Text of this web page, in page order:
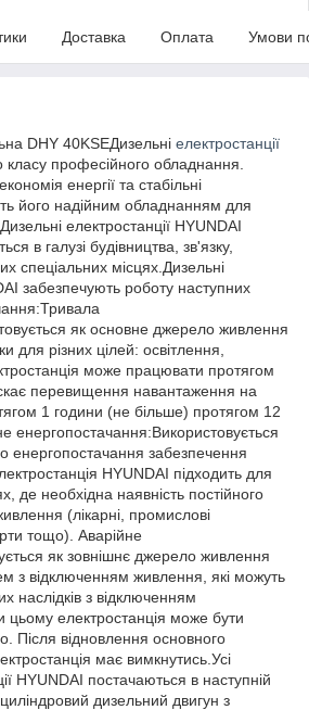
Доставка Оплата Умови
DHY 40KSEДизельні електростанції
професійного обладнання.
енергії та стабільні
його надійним обладнанням для
електростанції HYUNDAI
в галузі будівництва, зв'язку,
спеціальних місцях.Дизельні
забезпечують роботу наступних
як основне джерело живлення
для різних цілей: освітлення,
може працювати протягом
перевищення навантаження на
1 години (не більше) протягом 12
енергопостачання:Використовується
енергопостачання забезпечення
HYUNDAI підходить для
де необхідна наявність постійного
(лікарні, промислові
тощо). Аварійне
як зовнішнє джерело живлення
з відключенням живлення, які можуть
наслідків з відключенням
електростанція може бути
Після відновлення основного
має вимкнутись.Усі
HYUNDAI постачаються в наступній
дизельний двигун з